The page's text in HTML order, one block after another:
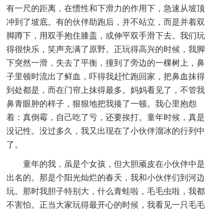
有一尺的距离，在惯性和下滑力的作用下，急速从坡顶
冲到了坡底。有的伙伴助跑后，并不站立，而是并着双
脚蹲下，用双手抱住膝盖，或伸平双手滑下去。我们玩
得很快乐，笑声充满了原野。正玩得高兴的时候，我脚
下突然一滑，失去了平衡，撞到了旁边的一棵树上，鼻
子里顿时流出了鲜血，吓得我赶忙跑回家，把鼻血抹得
到处都是，而在门帘上抹得最多。妈妈看见了，不管我
鼻青眼肿的样子，狠狠地把我揍了一顿。我心里抱怨
着：真倒霉，自己吃了亏，还要挨打。童年时候，真是
没记性。没过多久，我又出现在了小伙伴溜冰的行列中
了。
童年的我，虽是个女孩，但大胆顽皮在小伙伴中是
出名的。那是个阳光灿烂的春天，我和小伙伴们到河边
玩。那时我胆子特别大，什么青蛙啦，毛毛虫啦，我都
不害怕。正当大家玩得最开心的时候，我看见一只毛毛